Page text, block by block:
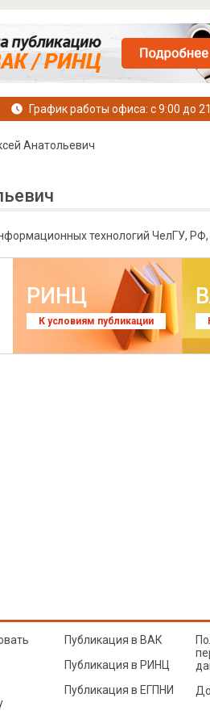
График работы офиса: с 9:00 до
Анатольевич
технологий ЧелГУ, РФ,
РИНЦ
К условиям публикации
Публикация в ВАК
Публикация в РИНЦ
Публикация в ЕГПНИ